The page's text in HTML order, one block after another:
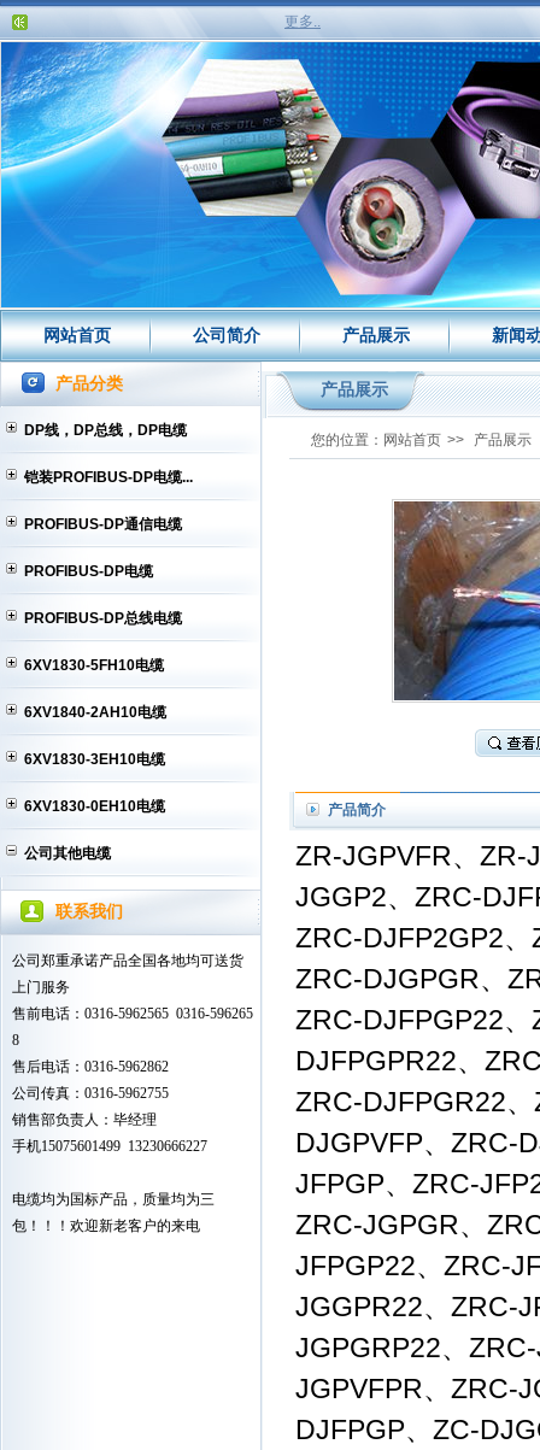
更多..
网站首页 公司简介 产品展示 新闻
产品分类
DP线，DP总线，DP电缆
铠装PROFIBUS-DP电缆...
PROFIBUS-DP通信电缆
PROFIBUS-DP电缆
PROFIBUS-DP总线电缆
6XV1830-5FH10电缆
6XV1840-2AH10电缆
6XV1830-3EH10电缆
6XV1830-0EH10电缆
公司其他电缆
联系我们
公司郑重承诺产品全国各地均可送货
上门服务
售前电话：0316-5962565 0316-596265
8
售后电话：0316-5962862
公司传真：0316-5962755
销售部负责人：毕经理
手机15075601499 13230666227
电缆均为国标产品，质量均为三
包！！！欢迎新老客户的来电
产品展示
您的位置： 网站首页 >> 产品展示
产品简介
ZR-JGPVFR、ZR-
JGGP2、ZRC-
ZRC-DJFP2GP2
ZRC-DJGPGR、
ZRC-DJFPGP22
DJFPGPR22、
ZRC-DJFPGR22
DJGPVFP、ZRC-
JFPGP、ZRC-
ZRC-JGPGR、
JFPGP22、ZRC-
JGGPR22、ZRC-
JGPGRP22、
JGPVFPR、ZRC-
DJFPGP、ZC-